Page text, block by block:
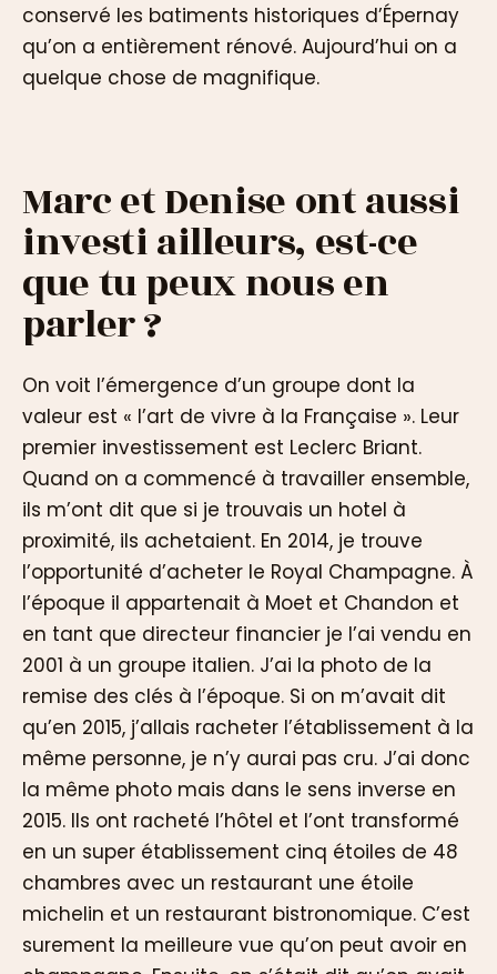
conservé les batiments historiques d’Épernay
qu’on a entièrement rénové. Aujourd’hui on a
quelque chose de magnifique.
Marc et Denise ont aussi
investi ailleurs, est-ce
que tu peux nous en
parler ?
On voit l’émergence d’un groupe dont la
valeur est « l’art de vivre à la Française ». Leur
premier investissement est Leclerc Briant.
Quand on a commencé à travailler ensemble,
ils m’ont dit que si je trouvais un hotel à
proximité, ils achetaient. En 2014, je trouve
l’opportunité d’acheter le Royal Champagne. À
l’époque il appartenait à Moet et Chandon et
en tant que directeur financier je l’ai vendu en
2001 à un groupe italien. J’ai la photo de la
remise des clés à l’époque. Si on m’avait dit
qu’en 2015, j’allais racheter l’établissement à la
même personne, je n’y aurai pas cru. J’ai donc
la même photo mais dans le sens inverse en
2015. Ils ont racheté l’hôtel et l’ont transformé
en un super établissement cinq étoiles de 48
chambres avec un restaurant une étoile
michelin et un restaurant bistronomique. C’est
surement la meilleure vue qu’on peut avoir en